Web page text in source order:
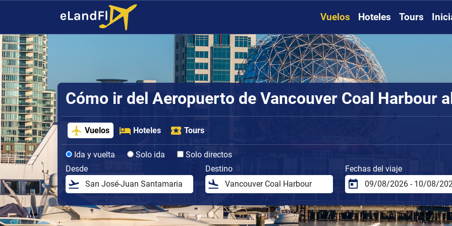
Vuelos Hoteles Tours
Cómo ir del Aeropuerto de Vancouver Coal Harbour
Vuelos Hoteles Tours
Ida y vuelta Solo ida
Solo directos
Desde
Destino Fechas del viaje